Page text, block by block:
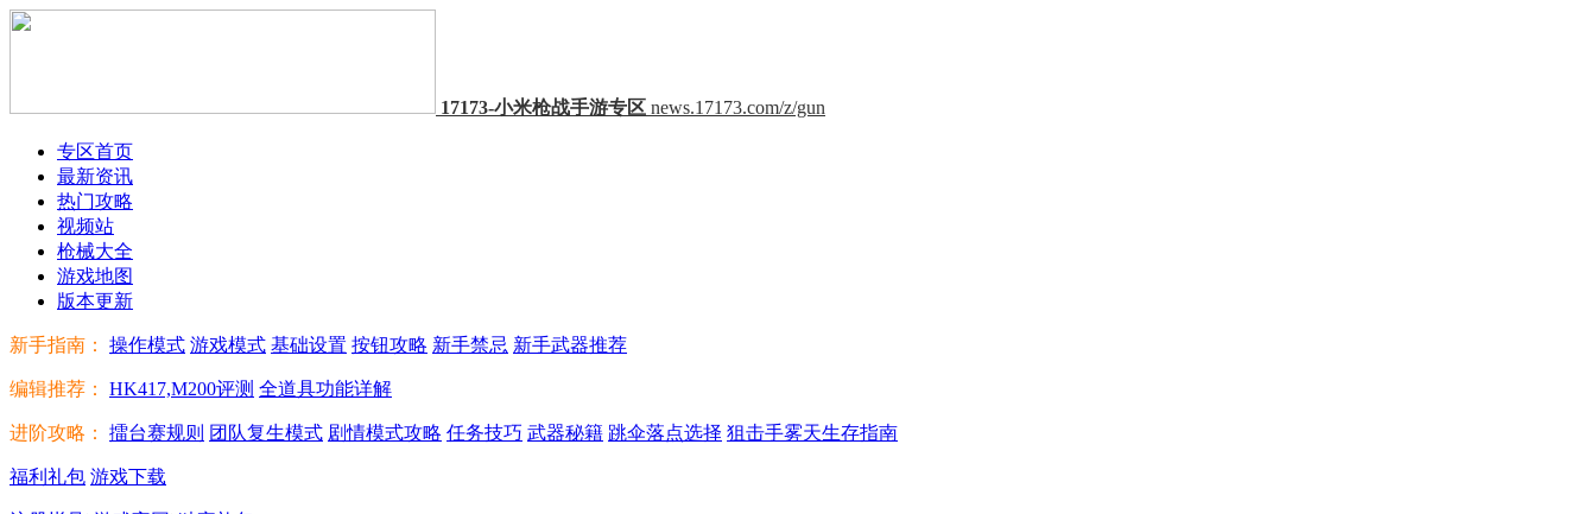
17173-小米枪战手游专区 news.17173.com/z/gun
专区首页
最新资讯
热门攻略
视频站
枪械大全
游戏地图
版本更新
新手指南： 操作模式 游戏模式 基础设置 按钮攻略 新手禁忌 新手武器推荐
编辑推荐： HK417,M200评测 全道具功能详解
进阶攻略： 擂台赛规则 团队复生模式 剧情模式攻略 任务技巧 武器秘籍 跳伞落点选择 狙击手雾天生存指南
福利礼包 游戏下载